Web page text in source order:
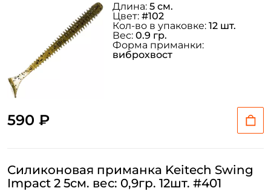
590 ₽
Длина: 5 см.
Цвет: #102
Кол-во в упаковке: 12 шт.
Вес: 0.9 гр.
Форма приманки:
виброхвост
Силиконовая приманка Keitech Swing
Impact 2 5см. вес: 0,9гр. 12шт. #401